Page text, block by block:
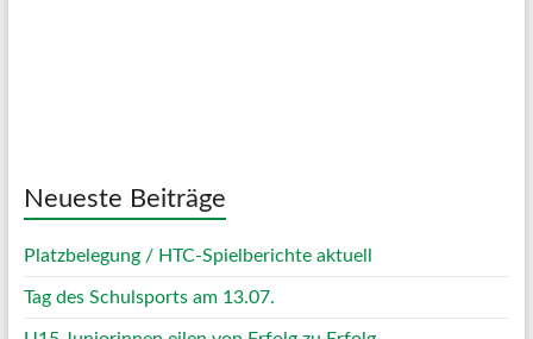
Neueste Beiträge
Platzbelegung / HTC-Spielberichte aktuell
Tag des Schulsports am 13.07.